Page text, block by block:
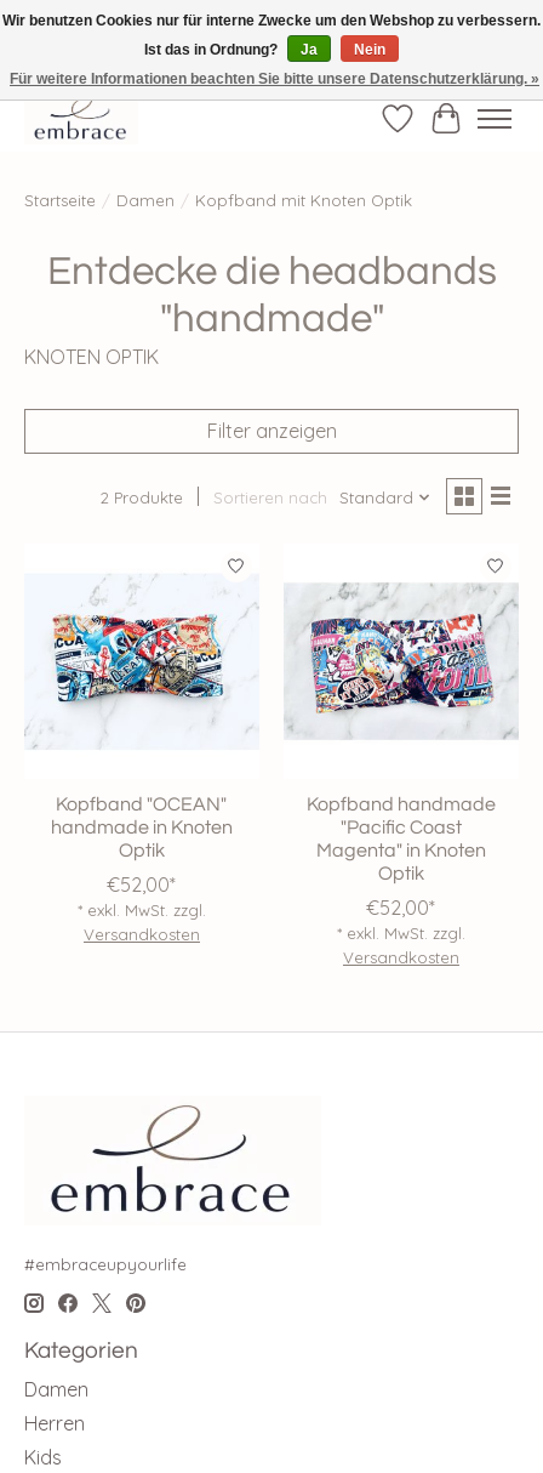
√ Versandkostenfrei ab € 40-, √ Made with Love and Happiness √Exklusiv und
nur hier im Onlineshop √high-quality & long-lasting fashion
Wunschzettel
Ihr
Startseite / Damen / Kopfband mit Knoten Optik
Entdecke die headbands
"handmade"
KNOTEN OPTIK
Filter anzeigen
2 Produkte Sortieren nach Standard
Kopfband "OCEAN"
handmade in Knoten
Optik
€52,00*
* exkl. MwSt. zzgl.
Versandkosten
Kopfband handmade
"Pacific Coast
Magenta" in Knoten
Optik
€52,00*
* exkl. MwSt. zzgl.
Versandkosten
#embraceupyourlife
Kategorien
Damen
Herren
Kids
Wir benutzen Cookies nur für interne Zwecke um den Webshop zu verbessern.
Ist das in Ordnung?
Ja
Nein
Für weitere Informationen beachten Sie bitte unsere Datenschutzerklärung. »